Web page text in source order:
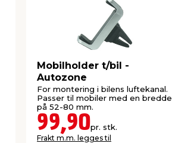
Mobilholder t/bil -
Autozone
For montering i bilens luftekanal.
Passer til mobiler med en bredde
på 52-80 mm.
99,90pr. stk.
Frakt m.m. legges til